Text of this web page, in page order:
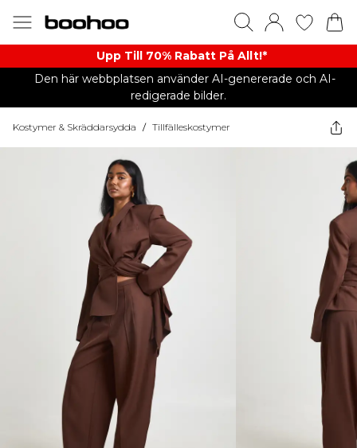
Upp Till 70% Rabatt På Allt!*
Den här webbplatsen använder AI-genererade och AI-
redigerade bilder.
Kostymer & Skräddarsydda / Tillfälleskostymer